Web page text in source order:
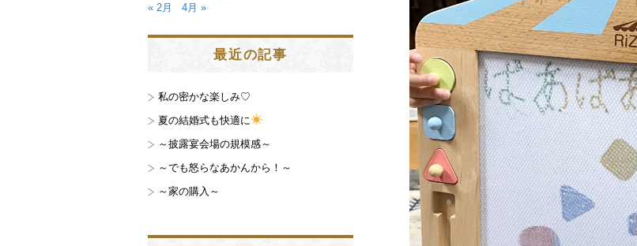
« 2月
4月 »
最近の記事
私の密かな楽しみ♡
夏の結婚式も快適に
～披露宴会場の規模感～
～でも怒らなあかんから！～
～家の購入～